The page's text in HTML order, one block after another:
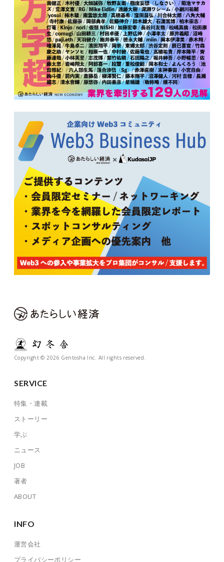
Copyright © 2026 Gentosha Inc. All rights reserved.
SERVICE
特集・連載
ストーリー
学ぶ
ニュース
JOB
著者
ABOUT
INFO
運営会社
プライバシーポリシー